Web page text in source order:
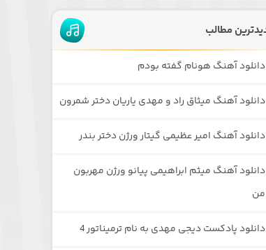
مطالب
دانلود آهنگ هونام گفته بودم
دانلود آهنگ میثاق راد و مهدی یاریان دختر شمرون
دانلود آهنگ امیر عظیمی گیتار ورژن دختر بندر
دانلود آهنگ میثم ابراهیمی پیانو ورژن مهربون
من
دانلود پادکست دیجی مهدی به نام ترمیناتور 4